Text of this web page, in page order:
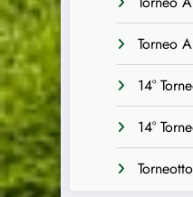
Torneo
14°
14°